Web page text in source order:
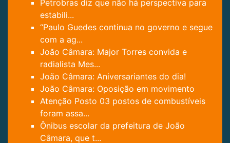
Petrobras diz que não há perspectiva para
estabili...
“Paulo Guedes continua no governo e segue
com a ag...
João Câmara: Major Torres convida e
radialista Mes...
João Câmara: Aniversariantes do dia!
João Câmara: Oposição em movimento
Atenção Posto 03 postos de combustíveis
foram assa...
Ônibus escolar da prefeitura de João
Câmara, que t...